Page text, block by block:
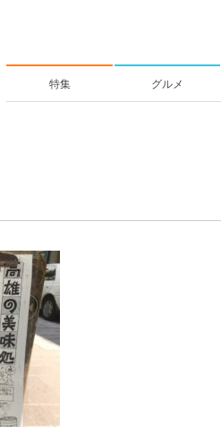
特集 グルメ